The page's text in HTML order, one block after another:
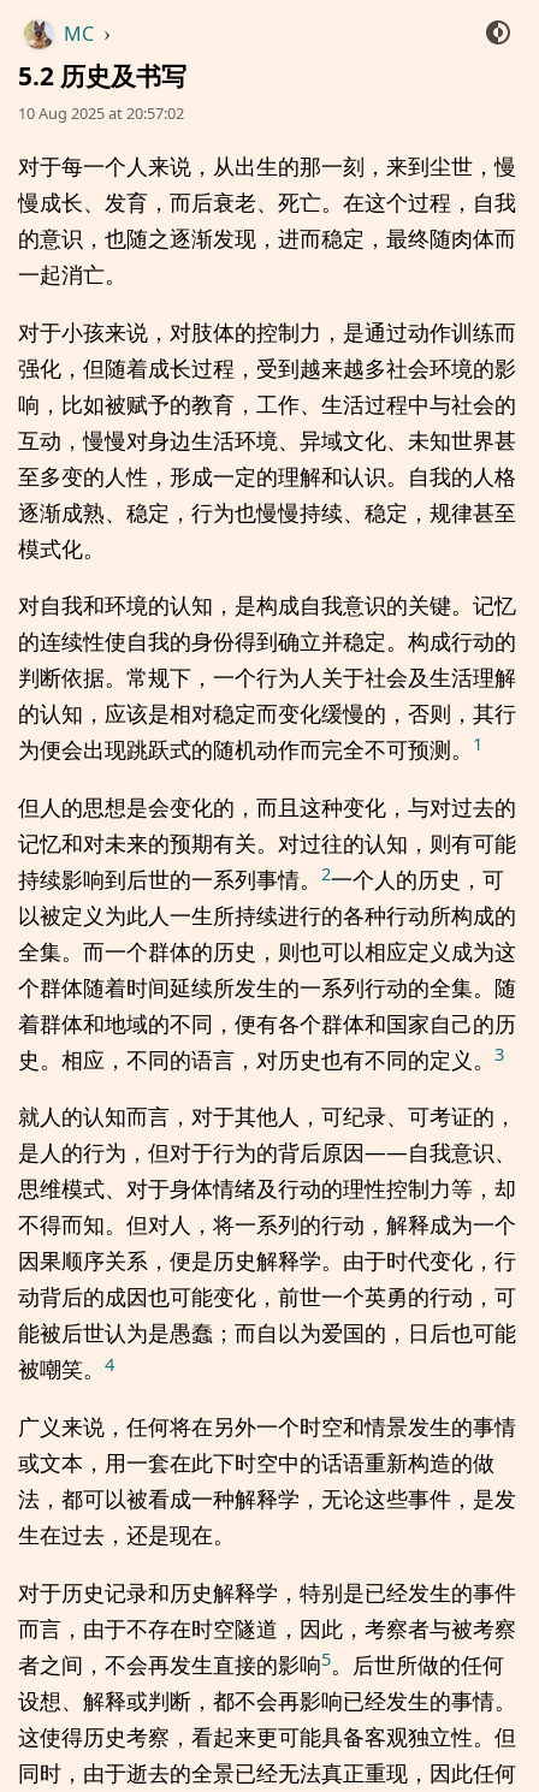
MC ›
5.2 历史及书写
10 Aug 2025 at 20:57:02
对于每一个人来说，从出生的那一刻，来到尘世，慢
慢成长、发育，而后衰老、死亡。在这个过程，自我
的意识，也随之逐渐发现，进而稳定，最终随肉体而
一起消亡。
对于小孩来说，对肢体的控制力，是通过动作训练而
强化，但随着成长过程，受到越来越多社会环境的影
响，比如被赋予的教育，工作、生活过程中与社会的
互动，慢慢对身边生活环境、异域文化、未知世界甚
至多变的人性，形成一定的理解和认识。自我的人格
逐渐成熟、稳定，行为也慢慢持续、稳定，规律甚至
模式化。
对自我和环境的认知，是构成自我意识的关键。记忆
的连续性使自我的身份得到确立并稳定。构成行动的
判断依据。常规下，一个行为人关于社会及生活理解
的认知，应该是相对稳定而变化缓慢的，否则，其行
为便会出现跳跃式的随机动作而完全不可预测。
1
但人的思想是会变化的，而且这种变化，与对过去的
记忆和对未来的预期有关。对过往的认知，则有可能
持续影响到后世的一系列事情。
2一个人的历史，可
以被定义为此人一生所持续进行的各种行动所构成的
全集。而一个群体的历史，则也可以相应定义成为这
个群体随着时间延续所发生的一系列行动的全集。随
着群体和地域的不同，便有各个群体和国家自己的历
史。相应，不同的语言，对历史也有不同的定义。 3
就人的认知而言，对于其他人，可纪录、可考证的，
是人的行为，但对于行为的背后原因——自我意识、
思维模式、对于身体情绪及行动的理性控制力等，却
不得而知。但对人，将一系列的行动，解释成为一个
因果顺序关系，便是历史解释学。由于时代变化，行
动背后的成因也可能变化，前世一个英勇的行动，可
能被后世认为是愚蠢；而自以为爱国的，日后也可能
被嘲笑。 4
广义来说，任何将在另外一个时空和情景发生的事情
或文本，用一套在此下时空中的话语重新构造的做
法，都可以被看成一种解释学，无论这些事件，是发
生在过去，还是现在。
对于历史记录和历史解释学，特别是已经发生的事件
而言，由于不存在时空隧道，因此，考察者与被考察
者之间，不会再发生直接的影响5。后世所做的任何
设想、解释或判断，都不会再影响已经发生的事情。
这使得历史考察，看起来更可能具备客观独立性。但
同时，由于逝去的全景已经无法真正重现，因此任何